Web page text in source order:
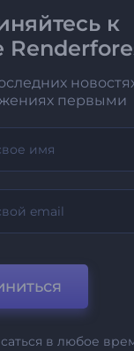
к
первыми
в любое